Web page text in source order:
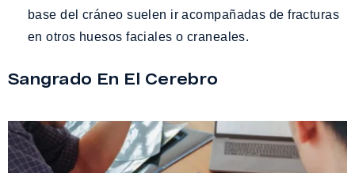
base del cráneo suelen ir acompañadas de fracturas
en otros huesos faciales o craneales.
Sangrado En El Cerebro